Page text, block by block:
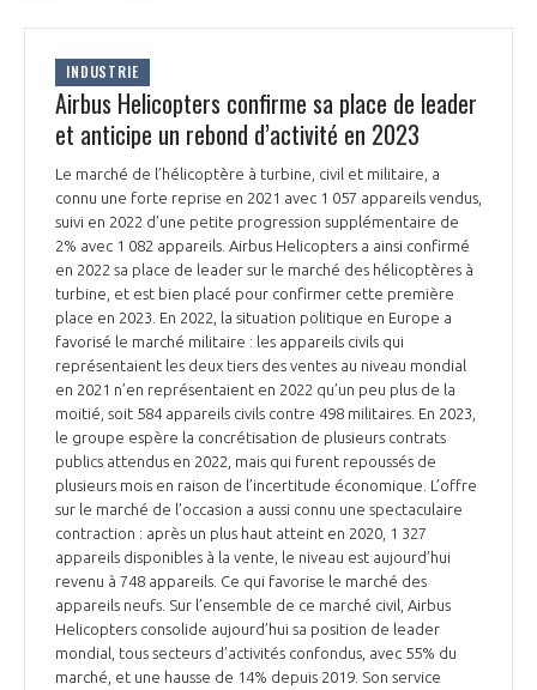
ENVIRONNEMENT
INNOVATION
INTERNATIONALISATION
INDUSTRIE
Airbus Helicopters confirme sa place de leader
et anticipe un rebond d’activité en 2023
Le marché de l’hélicoptère à turbine, civil et militaire, a
connu une forte reprise en 2021 avec 1 057 appareils vendus,
suivi en 2022 d’une petite progression supplémentaire de
2% avec 1 082 appareils. Airbus Helicopters a ainsi confirmé
en 2022 sa place de leader sur le marché des hélicoptères à
turbine, et est bien placé pour confirmer cette première
place en 2023. En 2022, la situation politique en Europe a
favorisé le marché militaire : les appareils civils qui
représentaient les deux tiers des ventes au niveau mondial
en 2021 n’en représentaient en 2022 qu’un peu plus de la
moitié, soit 584 appareils civils contre 498 militaires. En 2023,
le groupe espère la concrétisation de plusieurs contrats
publics attendus en 2022, mais qui furent repoussés de
plusieurs mois en raison de l’incertitude économique. L’offre
sur le marché de l’occasion a aussi connu une spectaculaire
contraction : après un plus haut atteint en 2020, 1 327
appareils disponibles à la vente, le niveau est aujourd’hui
revenu à 748 appareils. Ce qui favorise le marché des
appareils neufs. Sur l’ensemble de ce marché civil, Airbus
Helicopters consolide aujourd’hui sa position de leader
mondial, tous secteurs d’activités confondus, avec 55% du
marché, et une hausse de 14% depuis 2019. Son service